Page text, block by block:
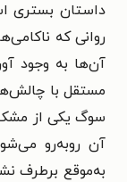
داستان بستری
روانی که
آن‌ها به وجود
مستقل با
سوگ یکی از
آن روبه‌رو
به‌موقع برطرف